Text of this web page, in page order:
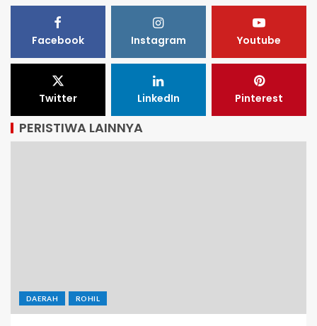
Facebook Instagram Youtube
Twitter LinkedIn Pinterest
PERISTIWA LAINNYA
DAERAH ROHIL